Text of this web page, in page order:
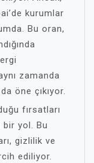
kurumlar
Bu oran,
zamanda
öne çıkıyor.
fırsatları
yol. Bu
gizlilik ve
ediliyor.